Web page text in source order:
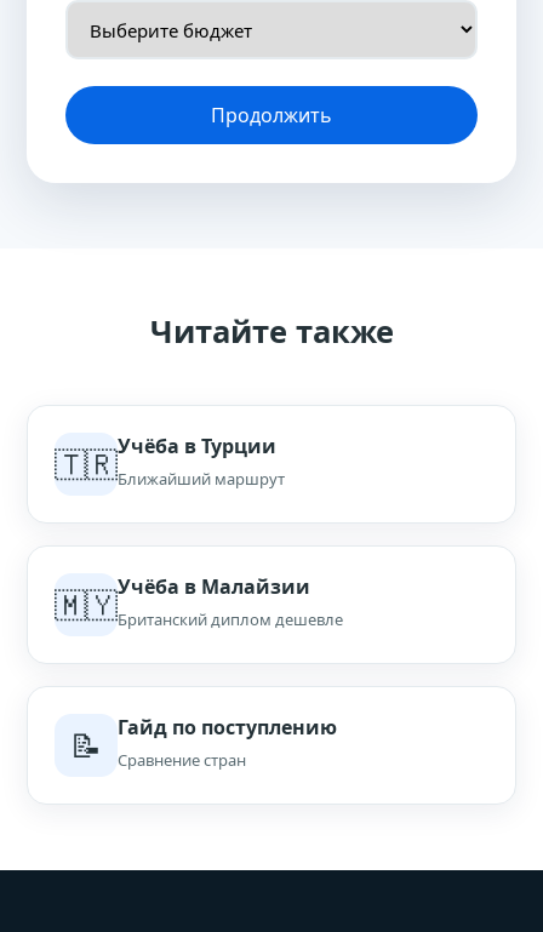
Продолжить
Читайте также
🇹🇷Учёба в Турции
Ближайший маршрут
🇲🇾Учёба в Малайзии
Британский диплом дешевле
📝 Гайд по поступлению
Сравнение стран